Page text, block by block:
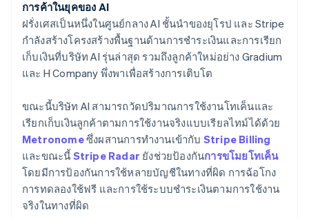
การค้าในยุคของ AI
ฝรั่งเศสเป็นหนึ่งในศูนย์กลาง AI ชั้นนำของยุโรป และ Stripe
กำลังสร้างโครงสร้างพื้นฐานด้านการชำระเงินและการเรียก
เก็บเงินที่บริษัท AI รุ่นล่าสุด รวมถึงลูกค้าใหม่อย่าง Gradium
และ H Company พึ่งพาเพื่อสร้างการเติบโต
ขณะนี้บริษัท AI สามารถวัดปริมาณการใช้งานโทเค็นและ
เรียกเก็บเงินลูกค้าตามการใช้งานจริงแบบเรียลไทม์ได้ด้วย
Metronomeซึ่งผสานการทำงานเข้ากับ Stripe Billing
และขณะนี้ Stripe Radar ยังช่วยป้องกันการขโมยโทเค็น
โดยมีการป้องกันการใช้หลายบัญชีในทางที่ผิด การฉ้อโกง
การทดลองใช้ฟรี และการใช้ระบบชำระเงินตามการใช้งาน
จริงในทางที่ผิด
เขตบริหารพิเศษฮ่องกง ประเทศจีน
English 简体中文
แคนาดา
English Français
โครเอเชีย
EnglishItaliano
简体中文English
ไซปรัส
English
ญี่ปุ่น
日本語English
เดนมาร์ก
English
ไทย
ไทยEnglish